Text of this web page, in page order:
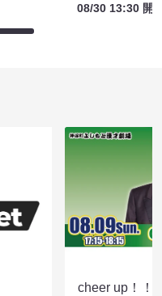
08/30 13:30 開
cheer up！